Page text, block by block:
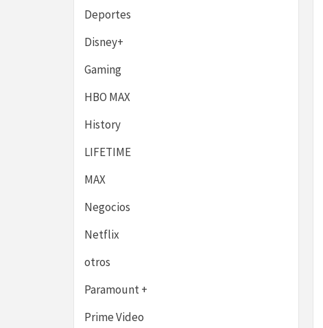
Deportes
Disney+
Gaming
HBO MAX
History
LIFETIME
MAX
Negocios
Netflix
otros
Paramount +
Prime Video